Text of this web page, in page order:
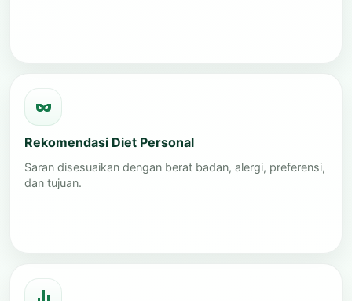
Rekomendasi Diet Personal
Saran disesuaikan dengan berat badan, alergi, preferensi,
dan tujuan.